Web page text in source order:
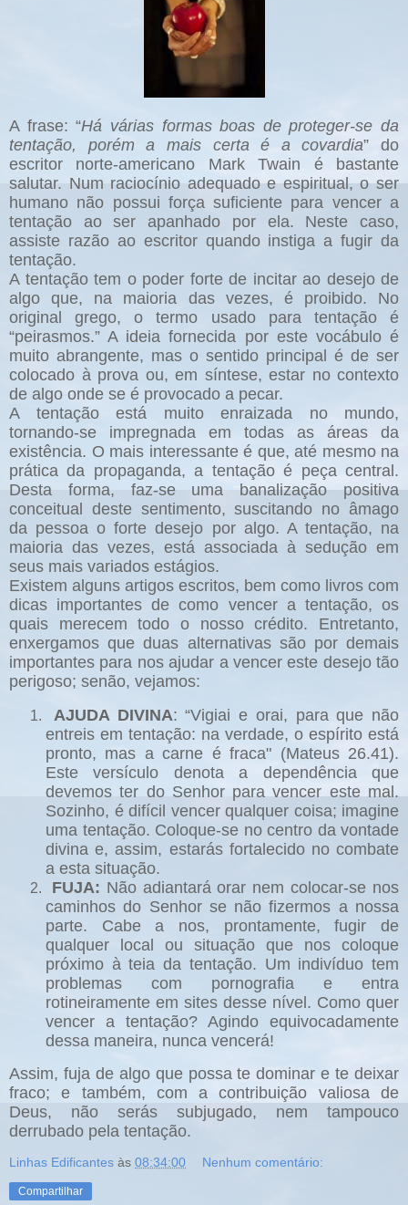
A frase: “Há várias formas boas de proteger-se da
tentação, porém a mais certa é a covardia” do
escritor norte-americano Mark Twain é bastante
salutar. Num raciocínio adequado e espiritual, o ser
humano não possui força suficiente para vencer a
tentação ao ser apanhado por ela. Neste caso,
assiste razão ao escritor quando instiga a fugir da
tentação.
A tentação tem o poder forte de incitar ao desejo de
algo que, na maioria das vezes, é proibido. No
original grego, o termo usado para tentação é
“peirasmos.” A ideia fornecida por este vocábulo é
muito abrangente, mas o sentido principal é de ser
colocado à prova ou, em síntese, estar no contexto
de algo onde se é provocado a pecar.
A tentação está muito enraizada no mundo,
tornando-se impregnada em todas as áreas da
existência. O mais interessante é que, até mesmo na
prática da propaganda, a tentação é peça central.
Desta forma, faz-se uma banalização positiva
conceitual deste sentimento, suscitando no âmago
da pessoa o forte desejo por algo. A tentação, na
maioria das vezes, está associada à sedução em
seus mais variados estágios.
Existem alguns artigos escritos, bem como livros com
dicas importantes de como vencer a tentação, os
quais merecem todo o nosso crédito. Entretanto,
enxergamos que duas alternativas são por demais
importantes para nos ajudar a vencer este desejo tão
perigoso; senão, vejamos:
AJUDA DIVINA: “Vigiai e orai, para que não
entreis em tentação: na verdade, o espírito está
pronto, mas a carne é fraca" (Mateus 26.41).
Este versículo denota a dependência que
devemos ter do Senhor para vencer este mal.
Sozinho, é difícil vencer qualquer coisa; imagine
uma tentação. Coloque-se no centro da vontade
divina e, assim, estarás fortalecido no combate
a esta situação.
FUJA: Não adiantará orar nem colocar-se nos
caminhos do Senhor se não fizermos a nossa
parte. Cabe a nos, prontamente, fugir de
qualquer local ou situação que nos coloque
próximo à teia da tentação. Um indivíduo tem
problemas com pornografia e entra
rotineiramente em sites desse nível. Como quer
vencer a tentação? Agindo equivocadamente
dessa maneira, nunca vencerá!
Assim, fuja de algo que possa te dominar e te deixar
fraco; e também, com a contribuição valiosa de
Deus, não serás subjugado, nem tampouco
derrubado pela tentação.
Linhas Edificantes às 08:34:00 Nenhum comentário:
Compartilhar